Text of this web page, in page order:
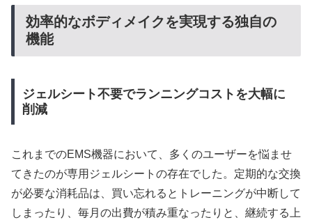
効率的なボディメイクを実現する独自の
機能
ジェルシート不要でランニングコストを大幅に
削減
これまでのEMS機器において、多くのユーザーを悩ませ
てきたのが専用ジェルシートの存在でした。定期的な交換
が必要な消耗品は、買い忘れるとトレーニングが中断して
しまったり、毎月の出費が積み重なったりと、継続する上